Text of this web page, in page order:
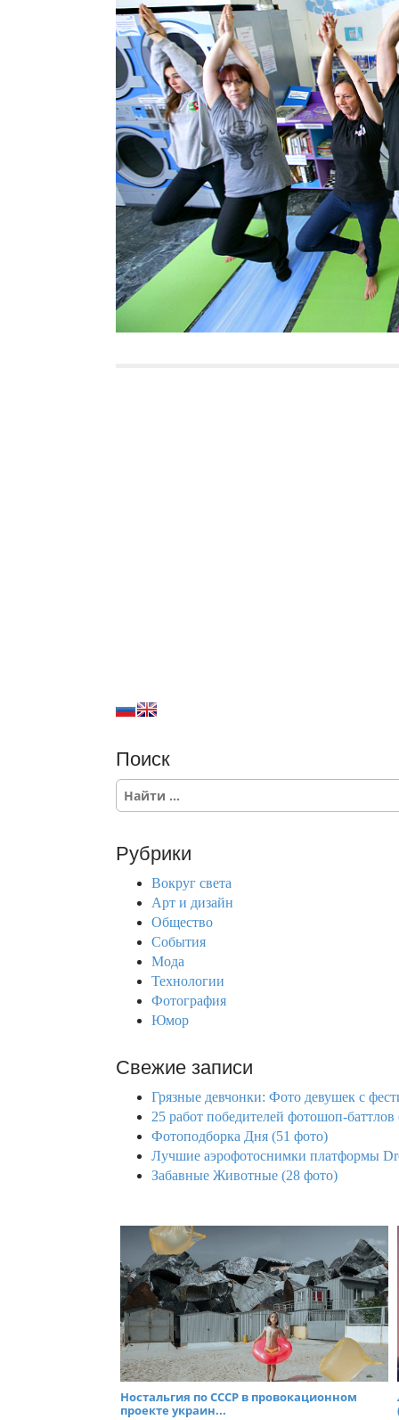
Поиск
S
c
Рубрики
Вокруг света
Арт и дизайн
Общество
События
Мода
Технологии
Фотография
Юмор
Свежие записи
Грязные девчонки: Фото девушек с
25 работ победителей фотошоп-
Фотоподборка Дня (51 фото)
Лучшие аэрофотоснимки платформы
Забавные Животные (28 фото)
Ностальгия по СССР в провокационном
проекте украин...